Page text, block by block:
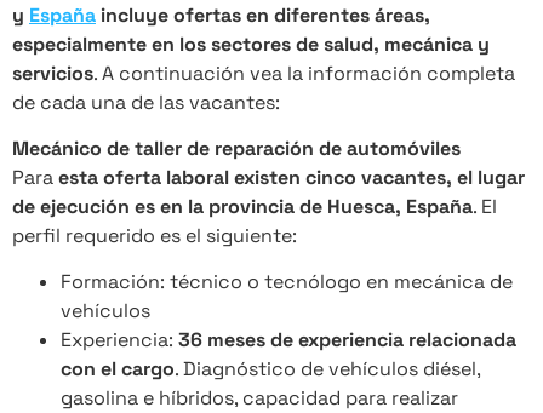
y España incluye ofertas en diferentes áreas,
especialmente en los sectores de salud, mecánica y
servicios. A continuación vea la información completa
de cada una de las vacantes:
Mecánico de taller de reparación de automóviles
Paraesta oferta laboral existen cinco vacantes, el lugar
de ejecución es en la provincia de Huesca, España. El
perfil requerido es el siguiente:
Formación: técnico o tecnólogo en mecánica de
vehículos
Experiencia: 36 meses de experiencia relacionada
con el cargo. Diagnóstico de vehículos diésel,
gasolina e híbridos, capacidad para realizar